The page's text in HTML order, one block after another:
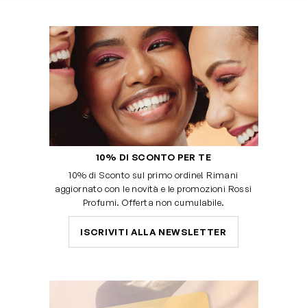
10% DI SCONTO PER TE
10% di Sconto sul primo ordine! Rimani
aggiornato con le novità e le promozioni Rossi
Profumi. Offerta non cumulabile.
ISCRIVITI ALLA NEWSLETTER